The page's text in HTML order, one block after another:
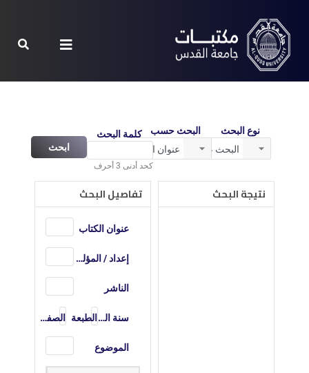
نوع البحث البحث حسب كلمة البحث
كحد أدنى 3 أحرف
ابحث
نتيجة البحث تفاصيل البحث
عنوان الكتاب
إعداد / المؤلف
الناشر
سنة النشرالطبعة الصفحات
الموضوع